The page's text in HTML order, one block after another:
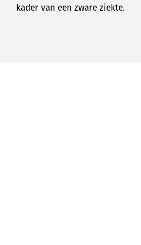
kader van een zware ziekte.